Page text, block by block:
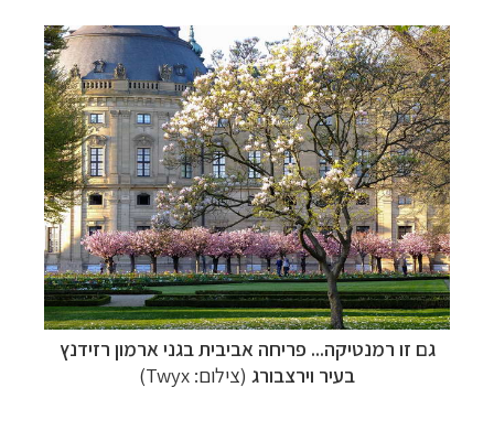
גם זו רמנטיקה... פריחה אביבית בגני ארמון רזידנץ
בעיר וירצבורג (צילום: Twyx
)